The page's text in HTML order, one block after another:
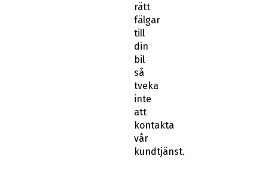
rätt
fälgar
till
din
bil
så
tveka
inte
att
kontakta
vår
kundtjänst.